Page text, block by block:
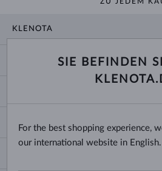
KLENOTA
SHOWROOM
BLOG
ZAHLUNG UND VERSAND
TRAURINGE AUSWÄHLEN
ECHTHEITSZERTIFIKATE
KETTENGRÖSSEN UND -ARTEN
ARMBANDGRÖSSEN
Deutschland & Österreich
SIE BEFINDEN
For the best shopping experience,
our international website in English.